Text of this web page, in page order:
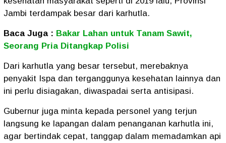
Jambi terdampak besar dari karhutla.
Baca Juga : Bakar Lahan untuk Tanam Sawit,
Seorang Pria Ditangkap Polisi
Dari karhutla yang besar tersebut, merebaknya
penyakit Ispa dan terganggunya kesehatan lainnya dan
ini perlu disiagakan, diwaspadai serta antisipasi.
Gubernur juga minta kepada personel yang terjun
langsung ke lapangan dalam penanganan karhutla ini,
agar bertindak cepat, tanggap dalam memadamkan api